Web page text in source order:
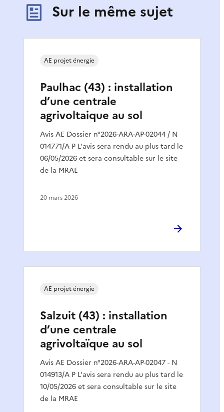
Sur le même sujet
Paulhac (43) : installation
d’une centrale
agrivoltaique au sol
Avis AE Dossier n°2026-ARA-AP-02044 / N
014771/A P L'avis sera rendu au plus tard le
06/05/2026 et sera consultable sur le site
de la MRAE
AE projet énergie
20 mars 2026
Salzuit (43) : installation
d’une centrale
agrivoltaïque au sol
Avis AE Dossier n°2026-ARA-AP-02047 - N
014913/A P L'avis sera rendu au plus tard le
10/05/2026 et sera consultable sur le site
de la MRAE
AE projet énergie